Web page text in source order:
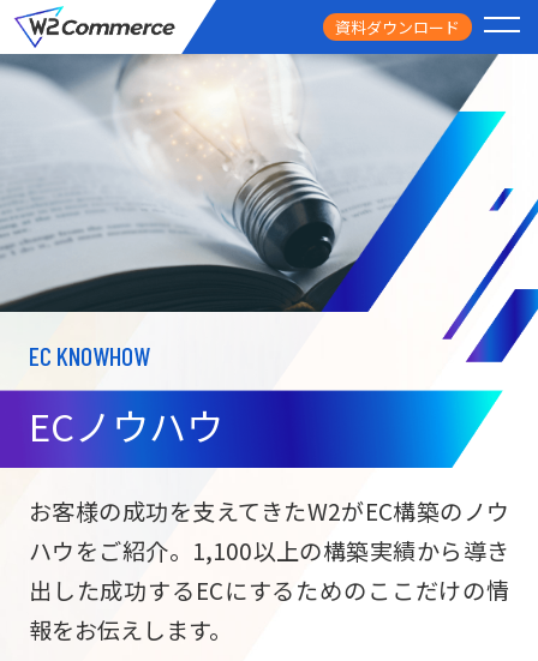
資料ダウンロード
サービス
ECサイト構築
サブスク/定期通販
ECサイト構築
PRICE
料金
FEATURE
導入事例
USEFUL
お役立ち情報
NEWS
ニュース
EC KNOWHOW
ECノウハウ
お客様の成功を支えてきたW2がEC構築のノウ
ハウをご紹介。1,100以上の構築実績から導き
出した成功するECにするためのここだけの情
報をお伝えします。